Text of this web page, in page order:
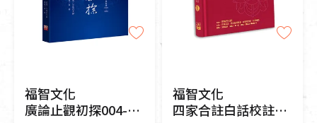
福智文化
廣論止觀初探004-學奢摩他法三
福智文化
四家合註白話校註集1